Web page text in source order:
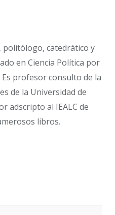
catedrático y
en Ciencia Política por
profesor consulto de la
de la Universidad de
adscripto al IEALC de
libros.